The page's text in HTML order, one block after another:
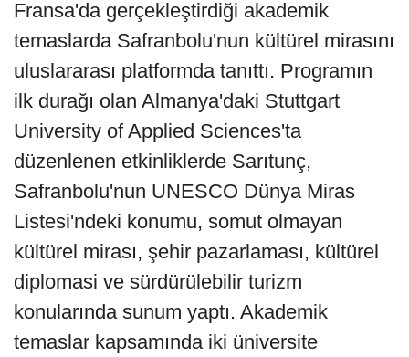
Fransa'da gerçekleştirdiği akademik
temaslarda Safranbolu'nun kültürel mirasını
uluslararası platformda tanıttı. Programın
ilk durağı olan Almanya'daki Stuttgart
University of Applied Sciences'ta
düzenlenen etkinliklerde Sarıtunç,
Safranbolu'nun UNESCO Dünya Miras
Listesi'ndeki konumu, somut olmayan
kültürel mirası, şehir pazarlaması, kültürel
diplomasi ve sürdürülebilir turizm
konularında sunum yaptı. Akademik
temaslar kapsamında iki üniversite